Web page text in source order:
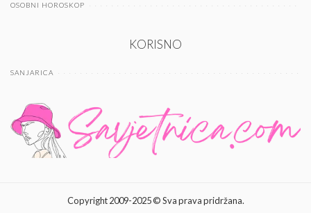
OSOBNI HOROSKOP
KORISNO
SANJARICA
Copyright 2009-2025 © Sva prava pridržana.